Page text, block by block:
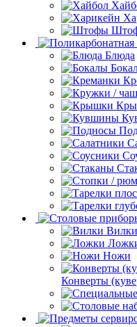
Блюда
Вилки
Ножи
Конверты